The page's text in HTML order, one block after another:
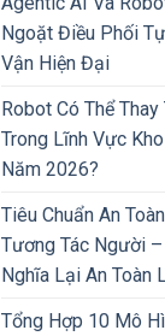
Ngoặt Điều Phối
Vận Hiện Đại
Robot Có Thể
Trong Lĩnh Vực
Năm 2026?
Tiêu Chuẩn An
Tương Tác Người
Nghĩa Lại An Toàn
Tổng Hợp 10 Mô